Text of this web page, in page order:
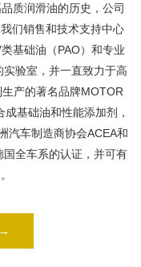
质润滑油的历史，公司
们销售和技术支持中心
基础油（PAO）和专业
验室，并一直致力于高
产的著名品牌MOTOR
基础油和性能添加剂，
汽车制造商协会ACEA和
全车系的认证，并可有